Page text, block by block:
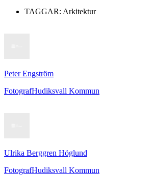
TAGGAR: Arkitektur
Peter Engström
FotografHudiksvall Kommun
Ulrika Berggren Höglund
FotografHudiksvall Kommun